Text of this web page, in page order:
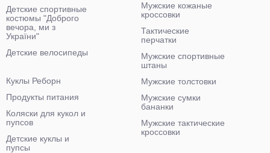
Детские спортивные
костюмы "Доброго
вечора, ми з
України"
Детские велосипеды
Мужские кожаные
кроссовки
Тактические
перчатки
Мужские спортивные
штаны
Мужские толстовки
Мужские сумки
бананки
Мужские тактические
кроссовки
Куклы Реборн
Продукты питания
Коляски для кукол и
пупсов
Детские куклы и
пупсы